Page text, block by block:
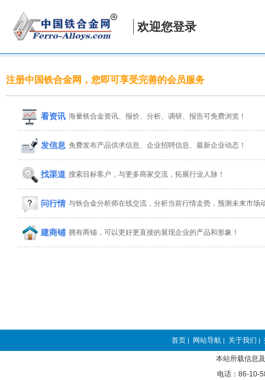
欢迎您登录
注册中国铁合金网，您即可享受完善的会员服务
看资讯 海量铁合金资讯、报价、分析、调研、报告可免费浏览！
发信息 免费发布产品供求信息、企业招聘信息、最新企业动态！
找渠道 搜索目标客户，与更多商家交流，拓展行业人脉！
问行情 与铁合金分析师在线交流，分析当前行情走势，预测未来市场
建商铺 拥有商铺，可以更好更直接的展现企业的产品和形象！
首页 | 网站导航 | 关于我们 |
本站所载信息
电话：86-10-